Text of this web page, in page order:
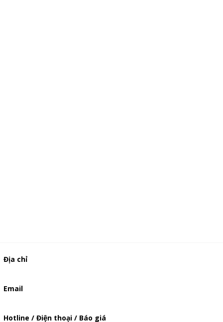
Địa chỉ
Email
Hotline / Điện thoại / Báo giá